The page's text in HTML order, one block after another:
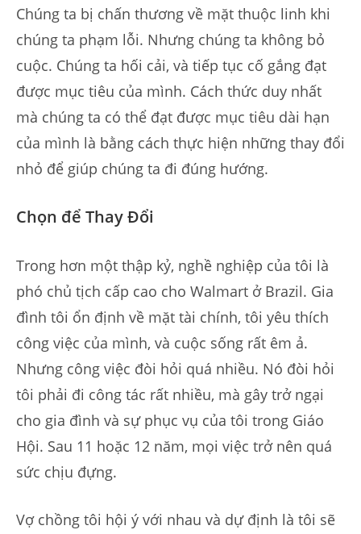
Chúng ta bị chấn thương về mặt thuộc linh khi
chúng ta phạm lỗi. Nhưng chúng ta không bỏ
cuộc. Chúng ta hối cải, và tiếp tục cố gắng đạt
được mục tiêu của mình. Cách thức duy nhất
mà chúng ta có thể đạt được mục tiêu dài hạn
của mình là bằng cách thực hiện những thay đổi
nhỏ để giúp chúng ta đi đúng hướng.
Chọn để Thay Đổi
Trong hơn một thập kỷ, nghề nghiệp của tôi là
phó chủ tịch cấp cao cho Walmart ở Brazil. Gia
đình tôi ổn định về mặt tài chính, tôi yêu thích
công việc của mình, và cuộc sống rất êm ả.
Nhưng công việc đòi hỏi quá nhiều. Nó đòi hỏi
tôi phải đi công tác rất nhiều, mà gây trở ngại
cho gia đình và sự phục vụ của tôi trong Giáo
Hội. Sau 11 hoặc 12 năm, mọi việc trở nên quá
sức chịu đựng.
Vợ chồng tôi hội ý với nhau và dự định là tôi sẽ